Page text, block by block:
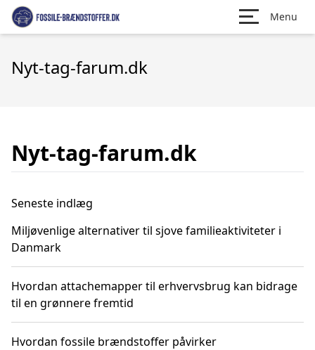
Menu
Nyt-tag-farum.dk
Nyt-tag-farum.dk
Seneste indlæg
Miljøvenlige alternativer til sjove familieaktiviteter i
Danmark
Hvordan attachemapper til erhvervsbrug kan bidrage
til en grønnere fremtid
Hvordan fossile brændstoffer påvirker